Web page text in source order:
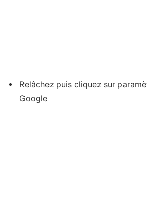
Relâchez puis cliquez sur
Google